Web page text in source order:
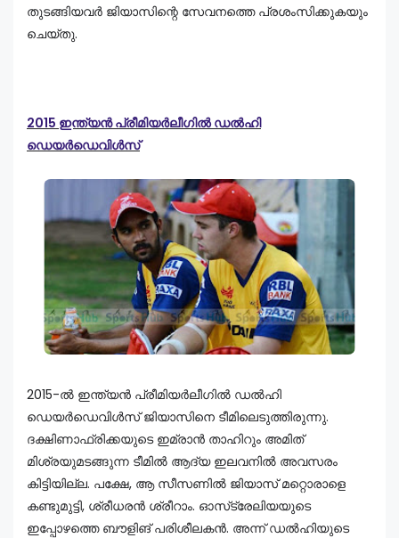
തുടങ്ങിയവർ ജിയാസിന്റെ സേവനത്തെ പ്രശംസിക്കുകയും
ചെയ്തു.
2015 ഇന്ത്യൻ പ്രീമിയർലീഗിൽ ഡൽഹി
ഡെയർഡെവിൾസ്
2015-ൽ ഇന്ത്യൻ പ്രീമിയർലീഗിൽ ഡൽഹി
ഡെയർഡെവിൾസ് ജിയാസിനെ ടീമിലെടുത്തിരുന്നു.
ദക്ഷിണാഫ്രിക്കയുടെ ഇമ്രാൻ താഹിറും അമിത്
മിശ്രയുമടങ്ങുന്ന ടീമിൽ ആദ്യ ഇലവനിൽ അവസരം
കിട്ടിയില്ല. പക്ഷേ, ആ സീസണിൽ ജിയാസ് മറ്റൊരാളെ
കണ്ടുമുട്ടി, ശ്രീധരൻ ശ്രീറാം. ഓസ്‌ട്രേലിയയുടെ
ഇപ്പോഴത്തെ ബൗളിങ് പരിശീലകൻ. അന്ന് ഡൽഹിയുടെ